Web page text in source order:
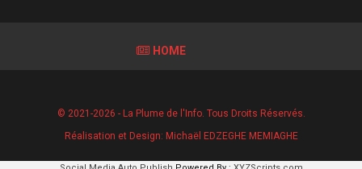
HOME
© 2021-2026 - La Plume de l'Info. Tous Droits Réservés.
Réalisation et Design: Michaël EDZEGHE MEMIAGHE